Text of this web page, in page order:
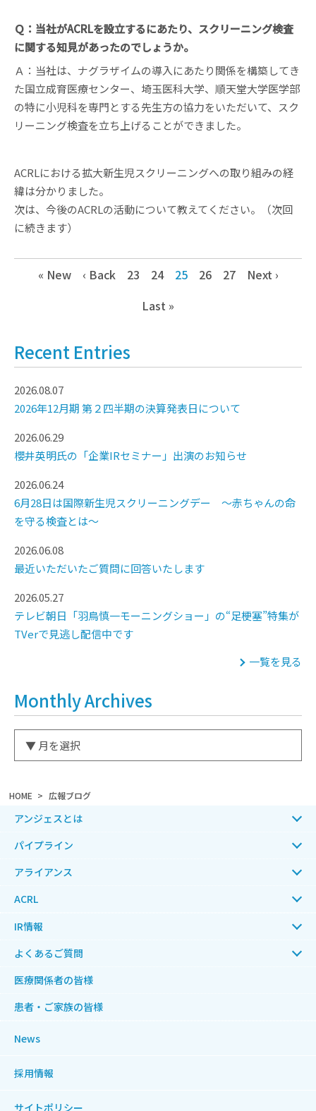
HOME 広報ブログ
Ｑ：当社がACRLを設立するにあたり、スクリーニング検査
に関する知見があったのでしょうか。
Ａ：当社は、ナグラザイムの導入にあたり関係を構築してき
た国立成育医療センター、埼玉医科大学、順天堂大学医学部
の特に小児科を専門とする先生方の協力をいただいて、スク
リーニング検査を立ち上げることができました。
ACRLにおける拡大新生児スクリーニングへの取り組みの経
緯は分かりました。
次は、今後のACRLの活動について教えてください。（次回
に続きます）
« New ‹ Back 23 24 25 26 27
Next ›
Last »
Recent Entries
2026.08.07
2026年12月期 第２四半期の決算発表日について
2026.06.29
櫻井英明氏の「企業IRセミナー」出演のお知らせ
2026.06.24
6月28日は国際新生児スクリーニングデー ～赤ちゃんの命
を守る検査とは～
2026.06.08
最近いただいたご質問に回答いたします
2026.05.27
テレビ朝日「羽鳥慎一モーニングショー」の“足梗塞”特集が
TVerで見逃し配信中です
一覧を見る
Monthly Archives
アンジェスとは
パイプライン
アライアンス
ACRL
IR情報
よくあるご質問
医療関係者の皆様
患者・ご家族の皆様
News
採用情報
サイトポリシー